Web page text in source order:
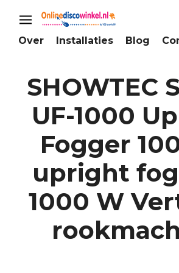
Over Installaties Blog
SHOWTEC
UF-1000
Fogger
upright
1000 W